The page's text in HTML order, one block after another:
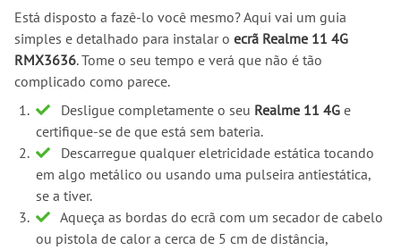
Está disposto a fazê-lo você mesmo? Aqui vai um guia
simples e detalhado para instalar o ecrã Realme 11 4G
RMX3636. Tome o seu tempo e verá que não é tão
complicado como parece.
Desligue completamente o seu Realme 11 4G e
certifique-se de que está sem bateria.
Descarregue qualquer eletricidade estática tocando
em algo metálico ou usando uma pulseira antiestática,
se a tiver.
Aqueça as bordas do ecrã com um secador de cabelo
ou pistola de calor a cerca de 5 cm de distância,